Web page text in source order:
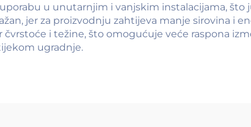
u unutarnjim i vanjskim instalacijama, što
jer za proizvodnju zahtijeva manje sirovina i
i težine, što omogućuje veće raspona
ugradnje.